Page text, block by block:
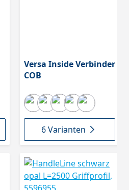
Versa Inside Verbinder
COB
6 Varianten